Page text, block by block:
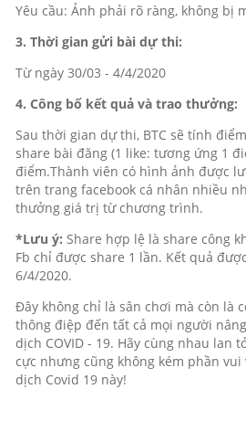
Yêu cầu: Ảnh phải rõ ràng, không bị
3. Thời gian gửi bài dự thi:
Từ ngày 30/03 - 4/4/2020
4. Công bố kết quả và trao thưởng:
Sau thời gian dự thi, BTC sẽ tính
share bài đăng (1 like: tương ứng 1
điểm.Thành viên có hình ảnh được
trên trang facebook cá nhân nhiều
thưởng giá trị từ chương trình.
*Lưu ý: Share hợp lệ là share công
Fb chỉ được share 1 lần. Kết quả
6/4/2020.
Đây không chỉ là sân chơi mà còn là
thông điệp đến tất cả mọi người
dịch COVID - 19. Hãy cùng nhau lan
cực nhưng cũng không kém phần
dịch Covid 19 này!